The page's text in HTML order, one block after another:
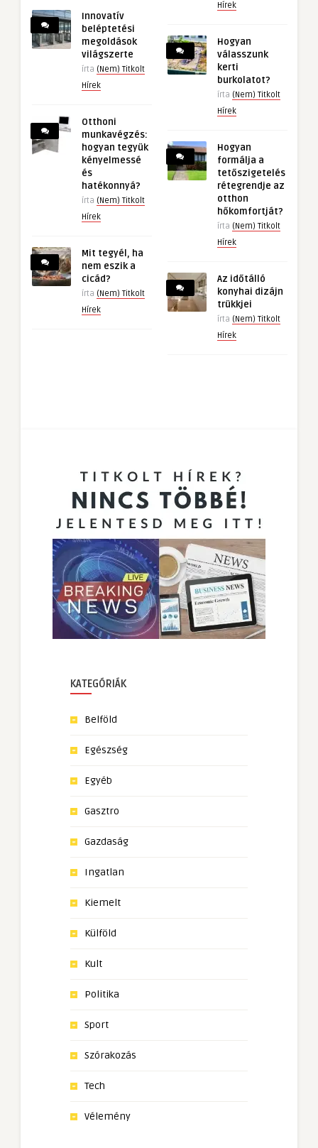
Innovatív
beléptetési
megoldások
világszerte
írta (Nem) Titkolt
Hírek
Otthoni
munkavégzés:
hogyan tegyük
kényelmessé
és
hatékonnyá?
írta (Nem) Titkolt
Hírek
Mit tegyél, ha
nem eszik a
cicád?
írta (Nem) Titkolt
Hírek
Hírek
Hogyan
válasszunk
kerti
burkolatot?
írta (Nem) Titkolt
Hírek
Hogyan
formálja a
tetőszigetelés
rétegrendje az
otthon
hőkomfortját?
írta (Nem) Titkolt
Hírek
Az időtálló
konyhai dizájn
trükkjei
írta (Nem) Titkolt
Hírek
KATEGÓRIÁK
Belföld
Egészség
Egyéb
Gasztro
Gazdaság
Ingatlan
Kiemelt
Külföld
Kult
Politika
Sport
Szórakozás
Tech
Vélemény